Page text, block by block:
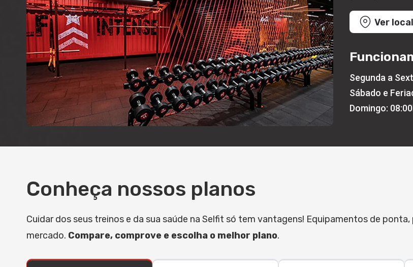
Ver
Segunda a
Sábado e
Domingo:
Conheça nossos planos
Cuidar dos seus treinos e da sua saúde na Selfit só tem vantagens! Equipamentos de
mercado. Compare, comprove e escolha o melhor plano.